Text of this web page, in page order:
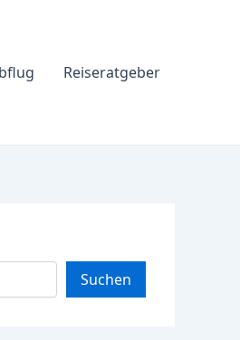
Reiseratgeber
Suchen